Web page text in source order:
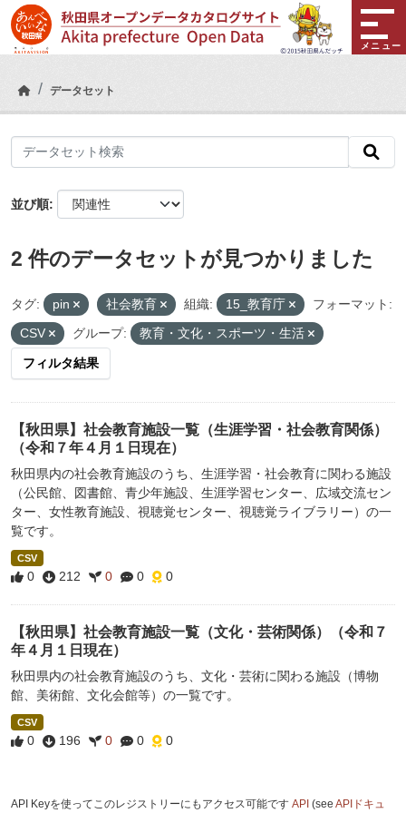
Skip to main content
メニュー
データセット
並び順
2 件のデータセットが見つかりました
タグ: pin 社会教育 組織: 15_教育庁
フォーマット:
CSV
グループ: 教育・文化・スポーツ・生活
フィルタ結果
【秋田県】社会教育施設一覧（生涯学習・社会教育関係）
（令和７年４月１日現在）
秋田県内の社会教育施設のうち、生涯学習・社会教育に関わる施設
（公民館、図書館、青少年施設、生涯学習センター、広域交流セン
ター、女性教育施設、視聴覚センター、視聴覚ライブラリー）の一
覧です。
CSV
0 212 0 0 0
【秋田県】社会教育施設一覧（文化・芸術関係）（令和７
年４月１日現在）
秋田県内の社会教育施設のうち、文化・芸術に関わる施設（博物
館、美術館、文化会館等）の一覧です。
CSV
0 196 0 0 0
API Keyを使ってこのレジストリーにもアクセス可能です API (see APIドキュ